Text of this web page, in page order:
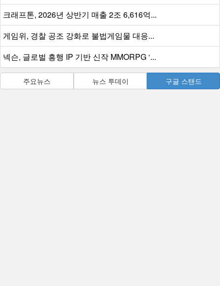
크래프톤, 2026년 상반기 매출 2조 6,616억...
게임위, 경찰 공조 강화로 불법게임물 대응...
넥슨, 글로벌 흥행 IP 기반 신작 MMORPG ‘...
주요뉴스 뉴스 투데이 구글 스탠드